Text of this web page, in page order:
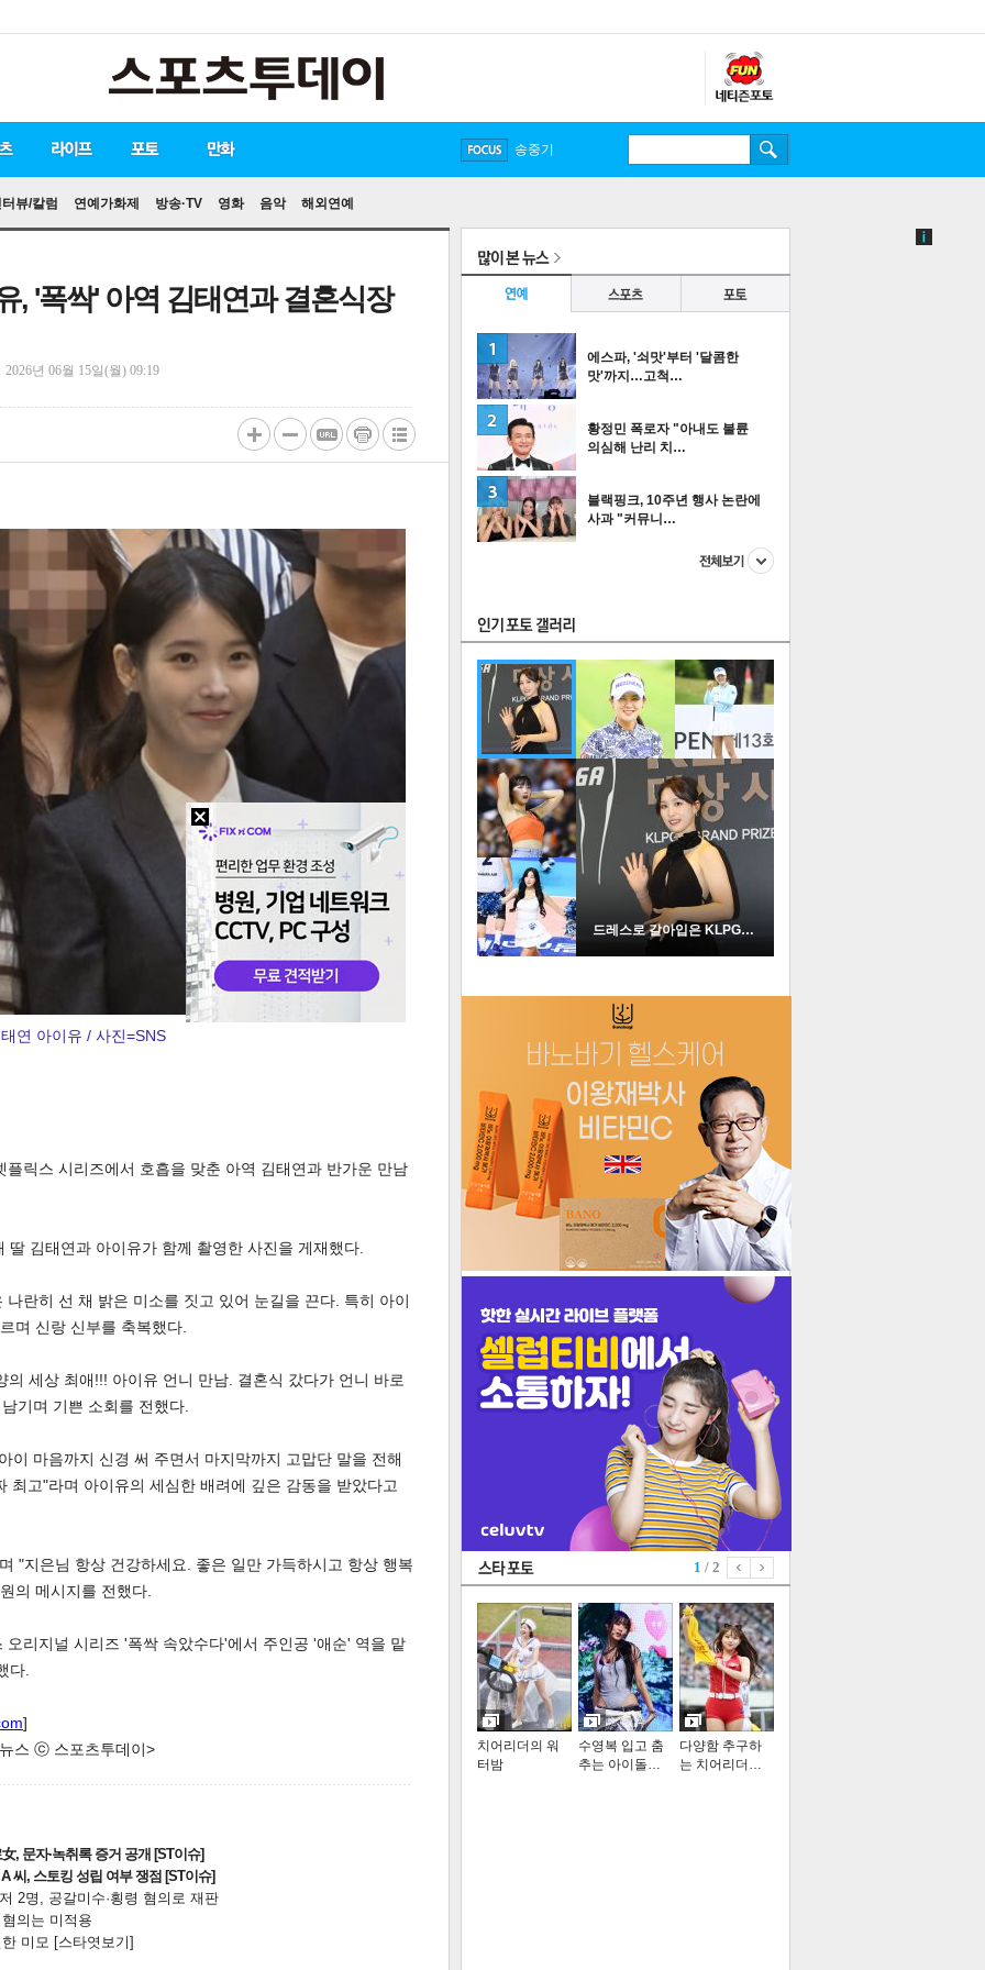
뷰/칼럼 연예가화제 방송·TV 영화 음악 해외연예
라이프 포토
만화
FOCUS
송중기
'폭싹' 아역 김태연과 결혼식장
2026년 06월 15일(월) 09:19
텍스 텍스 url 복 인쇄
연 아이유 / 사진=SNS
릭스 시리즈에서 호흡을 맞춘 아역 김태연과 반가운 만남
김태연과 아이유가 함께 촬영한 사진을 게재했다.
란히 선 채 밝은 미소를 짓고 있어 눈길을 끈다. 특히 아이
며 신랑 신부를 축복했다.
세상 최애!!! 아이유 언니 만남. 결혼식 갔다가 언니 바로
기며 기쁜 소회를 전했다.
이 마음까지 신경 써 주면서 마지막까지 고맙단 말을 전해
최고"라며 아이유의 세심한 배려에 깊은 감동을 받았다고
"지은님 항상 건강하세요. 좋은 일만 가득하시고 항상 행복
의 메시지를 전했다.
리지널 시리즈 '폭싹 속았수다'에서 주인공 '애순' 역을 맡
다.
]
스 ⓒ 스포츠투데이>
, 문자·녹취록 증거 공개 [ST이슈]
씨, 스토킹 성립 여부 쟁점 [ST이슈]
2명, 공갈미수·횡령 혐의로 재판
의는 미적용
미모 [스타엿보기]
많이 본 뉴스
연예
스포츠 포토
에스파, '쇠맛'부터 '달콤한
맛'까지…고척…
2
황정민 폭로자 "아내도 불륜
의심해 난리 치…
블랙핑크, 10주년 행사 논란에
사과 "커뮤니…
더보기
인기포토
드레스로 갈아입은 KLPGA …
1 / 2
치어리더의 워
터밤
수영복 입고 춤
추는 아이돌…
다양함 추구하
는 치어리더…